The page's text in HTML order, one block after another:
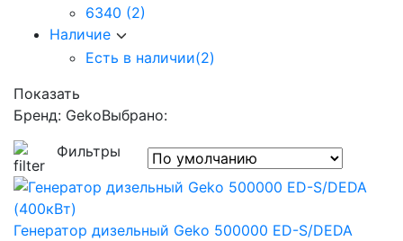
6340 (2)
Наличие
Есть в наличии(2)
Показать
Бренд: GekoВыбрано:
Фильтры
Генератор дизельный Geko 500000 ED-S/DEDA